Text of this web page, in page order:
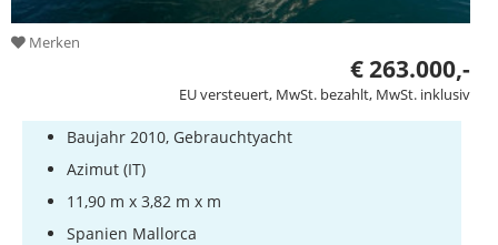
Merken
€ 263.000,-
EU versteuert, MwSt. bezahlt, MwSt. inklusiv
Baujahr 2010, Gebrauchtyacht
Azimut (IT)
11,90 m x 3,82 m x m
Spanien Mallorca